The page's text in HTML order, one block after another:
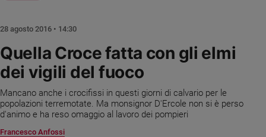
e
spiritualità
Devozione
e
Quella Croce fatta con gli elmi
dei vigili del fuoco
Mancano anche i crocifissi in questi giorni di calvario per le
popolazioni terremotate. Ma monsignor D'Ercole non si è perso
d'animo e ha reso omaggio al lavoro dei pompieri
Francesco Anfossi
28 agosto 2016 • 14:30